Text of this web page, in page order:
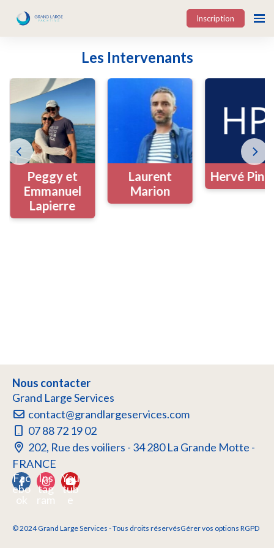
Inscription
Les Intervenants
Peggy et
Emmanuel
Lapierre
Laurent
Marion
Hervé
Nous contacter
Grand Large Services
contact@grandlargeservices.com
07 88 72 19 02
202, Rue des voiliers - 34 280 La Grande Motte -
FRANCE
Fac
ebo
ok
Ins
tag
ram
You
tub
e
© 2024 Grand Large Services - Tous droits réservésGérer vos options RGPD